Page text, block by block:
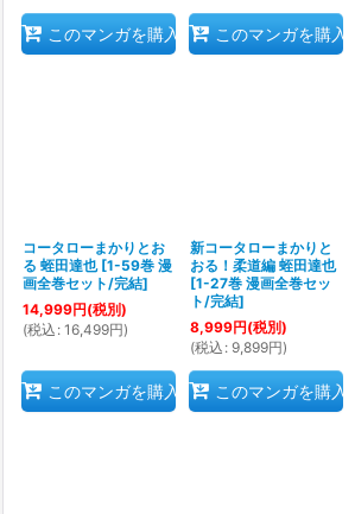
このマンガを購入 このマンガを購入
コータローまかりとお
る 蛭田達也 [1-59巻 漫
画全巻セット/完結]
14,999円(税別)
(税込 : 16,499円)
このマンガを購入
新コータローまかりと
おる！柔道編 蛭田達也
[1-27巻 漫画全巻セッ
ト/完結]
8,999円(税別)
(税込 : 9,899円)
このマンガを購入